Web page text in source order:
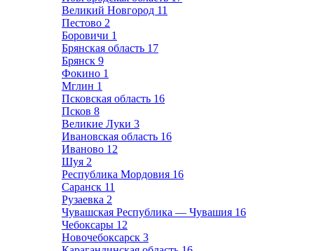
Великий Новгород 11
Пестово 2
Боровичи 1
Брянская область 17
Брянск 9
Фокино 1
Мглин 1
Псковская область 16
Псков 8
Великие Луки 3
Ивановская область 16
Иваново 12
Шуя 2
Республика Мордовия 16
Саранск 11
Рузаевка 2
Чувашская Республика — Чувашия 16
Чебоксары 12
Новочебоксарск 3